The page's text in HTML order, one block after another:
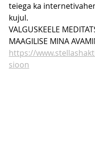
teiega ka
kujul.
VALGUSKEELE
MAAGILISE MINA
https://
sioon